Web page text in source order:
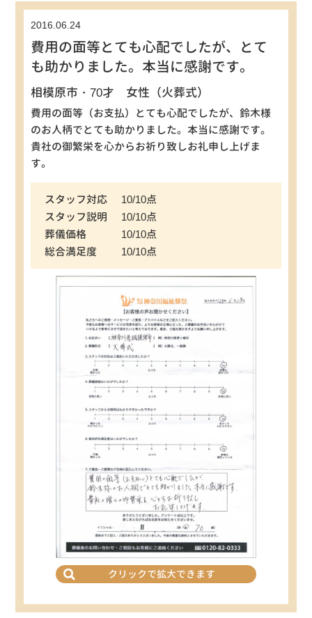
2016.06.24
費用の面等とても心配でしたが、とて
も助かりました。本当に感謝です。
相模原市・70才 女性（火葬式）
費用の面等（お支払）とても心配でしたが、鈴木様
のお人柄でとても助かりました。本当に感謝です。
貴社の御繁栄を心からお祈り致しお礼申し上げま
す。
スタッフ対応
10/10点
スタッフ説明
10/10点
葬儀価格
10/10点
総合満足度
10/10点
クリックで拡大できます